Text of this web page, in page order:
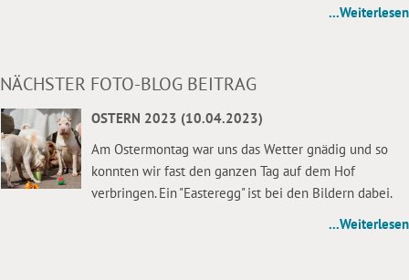
...Weiterlesen
NÄCHSTER FOTO-BLOG BEITRAG
OSTERN 2023 (10.04.2023)
Am Ostermontag war uns das Wetter gnädig und so
konnten wir fast den ganzen Tag auf dem Hof
verbringen. Ein "Easteregg" ist bei den Bildern dabei.
...Weiterlesen